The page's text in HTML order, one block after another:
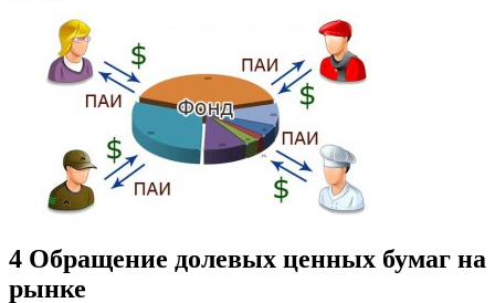
4 Обращение долевых ценных бумаг на
рынке